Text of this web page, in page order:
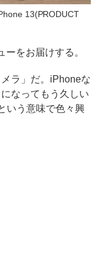
13(PRODUCT
をお届けする。
ラ」だ。iPhoneな
なってもう久しい
いう意味で色々興